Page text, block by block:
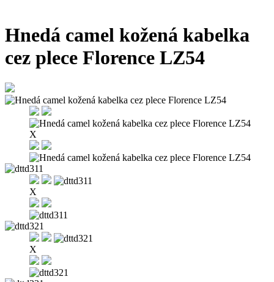
Hnedá camel kožená kabelka
cez plece Florence LZ54
X
X
X